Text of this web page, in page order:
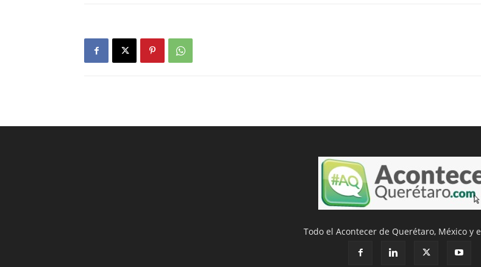
Todo el Acontecer de Querétaro, México y